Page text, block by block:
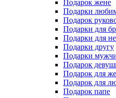
Подарок жене
Подарки
Подарок
Подарки для
Подарки для
Подарки другу
Подарки
Подарок
Подарок для
Подарок для
Подарок папе